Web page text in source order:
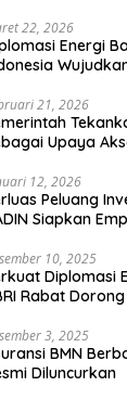
22, 2026
Energi
21, 2026
Upaya
12, 2026
Peluang
Siapkan
10, 2025
Diplomasi
Rabat
3, 2025
BMN
Diluncurkan